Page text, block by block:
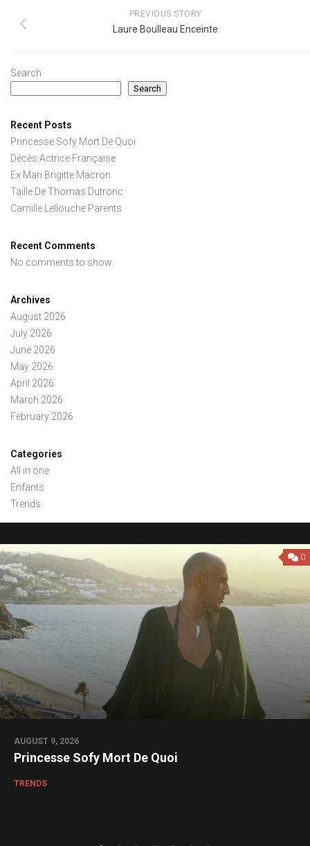
PREVIOUS STORY
Laure Boulleau Enceinte
Search
Search
Recent Posts
Princesse Sofy Mort De Quoi
Décès Actrice Française
Ex Mari Brigitte Macron
Taille De Thomas Dutronc
Camille Lellouche Parents
Recent Comments
No comments to show.
Archives
August 2026
July 2026
June 2026
May 2026
April 2026
March 2026
February 2026
Categories
All in one
Enfants
Trends
0
AUGUST 9, 2026
Princesse Sofy Mort De Quoi
TRENDS